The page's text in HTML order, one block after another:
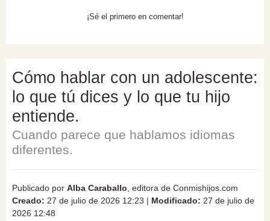
¡Sé el primero en comentar!
Cómo hablar con un adolescente:
lo que tú dices y lo que tu hijo
entiende.
Cuando parece que hablamos idiomas
diferentes.
Publicado por Alba Caraballo , editora de Conmishijos.com
Creado: 27 de julio de 2026 12:23 | Modificado: 27 de julio de
2026 12:48